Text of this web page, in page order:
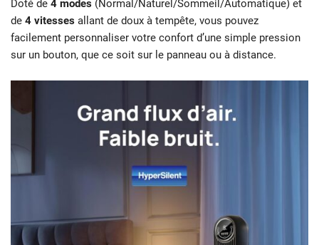
Doté de 4 modes (Normal/Naturel/Sommeil/Automatique) et
de 4 vitesses allant de doux à tempête, vous pouvez
facilement personnaliser votre confort d’une simple pression
sur un bouton, que ce soit sur le panneau ou à distance.